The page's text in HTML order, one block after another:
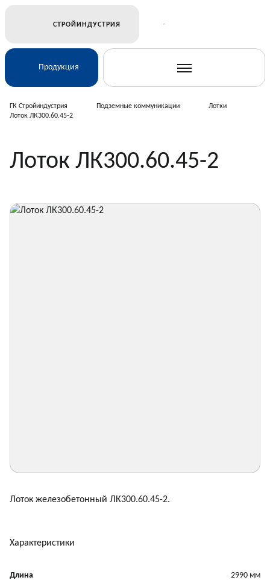
СТРОЙИНДУСТРИЯ
Продукция
Электросетевое строительство
ГК Стройиндустрия Подземные коммуникации
Лотки
Лоток ЛК300.60.45-2
Лоток ЛК300.60.45-2
Лоток железобетонный ЛК300.60.45-2.
Характеристики
Длина 2990 мм